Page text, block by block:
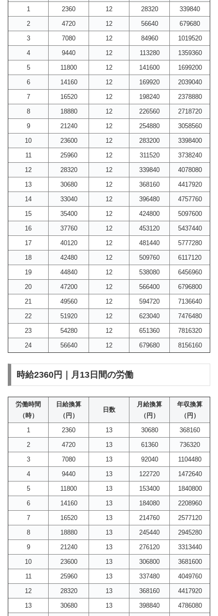
1
2360 12 28320
339840
2
4720 12 56640
679680
3
7080 12 84960
1019520
4
9440 12 113280
1359360
5
11800 12 141600
1699200
6
14160 12 169920
2039040
7
16520 12 198240
2378880
8
18880 12 226560
2718720
9
21240 12 254880
3058560
10
23600 12 283200
3398400
11
25960 12 311520
3738240
12
28320 12 339840
4078080
13
30680 12 368160
4417920
14
33040 12 396480
4757760
15
35400 12 424800
5097600
16
37760 12 453120
5437440
17
40120 12 481440
5777280
18
42480 12 509760
6117120
19
44840 12 538080
6456960
20
47200 12 566400
6796800
21
49560 12 594720
7136640
22
51920 12 623040
7476480
23
54280 12 651360
7816320
24
56640 12 679680 8156160
時給2360円｜月13日間の労働
労働時間
（時）
日給換算
（円）
日数
月給換算
（円）
年収換算
（円）
1
2360 13 30680
368160
2
4720 13 61360
736320
3
7080 13 92040
1104480
4
9440 13 122720
1472640
5
11800 13 153400
1840800
6
14160 13 184080
2208960
7
16520 13 214760
2577120
8
18880 13 245440
2945280
9
21240 13 276120
3313440
10
23600 13 306800
3681600
11
25960 13 337480
4049760
12
28320 13 368160
4417920
13
30680 13 398840
4786080